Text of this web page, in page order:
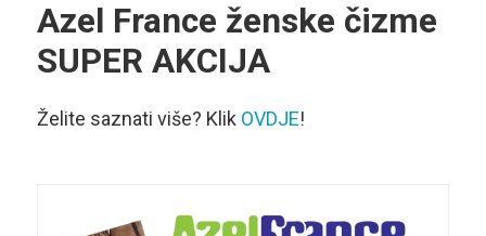
Azel France ženske čizme
SUPER AKCIJA
Želite saznati više? Klik OVDJE!